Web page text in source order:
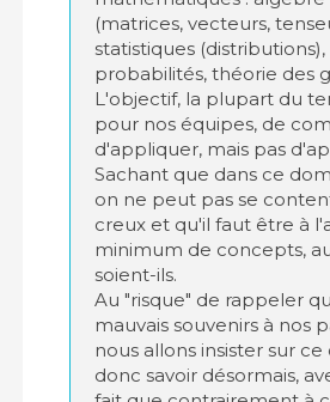
(matrices, vecteurs,
statistiques (distributions),
probabilités, théorie des
L'objectif, la plupart du
pour nos équipes, de
d'appliquer, mais pas
Sachant que dans ce
on ne peut pas se
creux et qu'il faut être à
minimum de concepts,
soient-ils.
Au "risque" de rappeler
mauvais souvenirs à nos
nous allons insister sur
donc savoir désormais,